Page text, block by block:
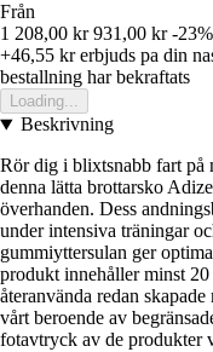
Från
1 208,00 kr 931,00 kr -23%
+46,55 krerbjuds pa din
bestallning har bekraftats
Loading...
Beskrivning
Rör dig i blixtsnabb fart på
denna lätta brottarsko
överhanden. Dess
under intensiva träningar
gummiyttersulan ger
produkt innehåller minst
återanvända redan
vårt beroende av
fotavtryck av de produkter